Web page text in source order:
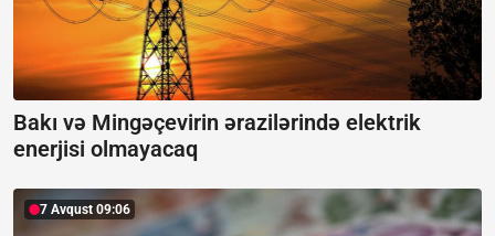
Bakı və Mingəçevirin ərazilərində elektrik
enerjisi olmayacaq
7 Avqust 09:06